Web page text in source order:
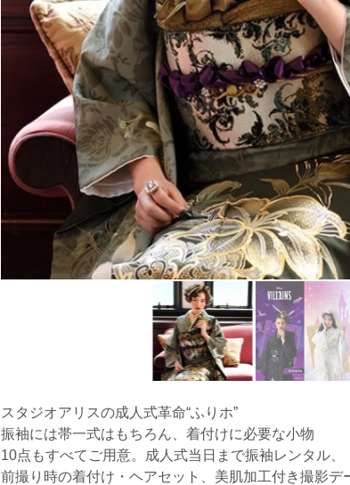
スタジオアリスの成人式革
振袖には帯一式はもちろん、着付けに必要な小物
10点もすべてご用意。成人式当日まで振袖レンタル、
前撮り時の着付け・ヘアセット、美肌加工付き撮影デ